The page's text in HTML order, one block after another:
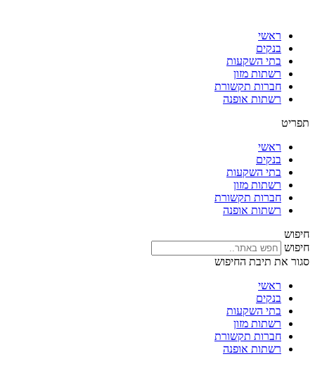
ראשי
בנקים
בתי השקעות
רשתות מזון
חברות תקשורת
רשתות אופנה
תפריט
ראשי
בנקים
בתי השקעות
רשתות מזון
חברות תקשורת
רשתות אופנה
חיפוש
חיפוש
סגור את תיבת החיפוש
ראשי
בנקים
בתי השקעות
רשתות מזון
חברות תקשורת
רשתות אופנה